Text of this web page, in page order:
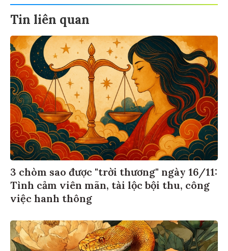
Tin liên quan
3 chòm sao được "trời thương" ngày 16/11:
Tình cảm viên mãn, tài lộc bội thu, công
việc hanh thông